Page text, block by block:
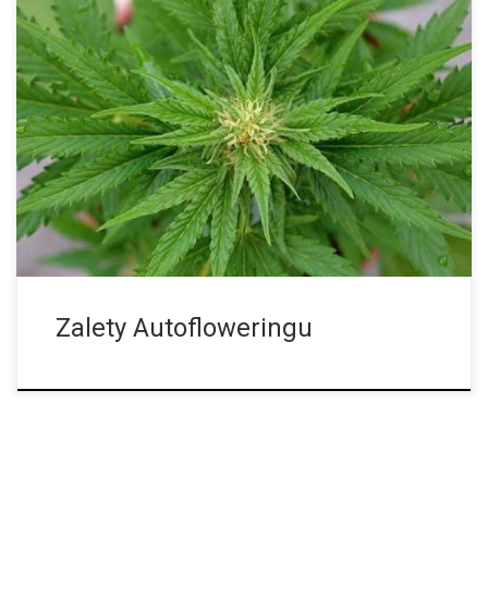
Odmiany marihuany z autofloweringiem zdobyły wiele uwagi i
nadal wzbudzają ogromne zainteresowanie. Podczas gdy po
wprowadzeniu na rynek Lowrydera najpierw musiały walczyć z
wieloma uprzedzeniami, to w dzisiejszych czasach każdy grower
odkrył już ich ogromny potencjał, nie zapominając o ich małym
wzroście. Co to są rośliny marihuany z autofloweringiem?
Odmiany marihuany z autofloweringiem to odmiany, których
kwitnienie jest zależne od […]
Zalety Autofloweringu